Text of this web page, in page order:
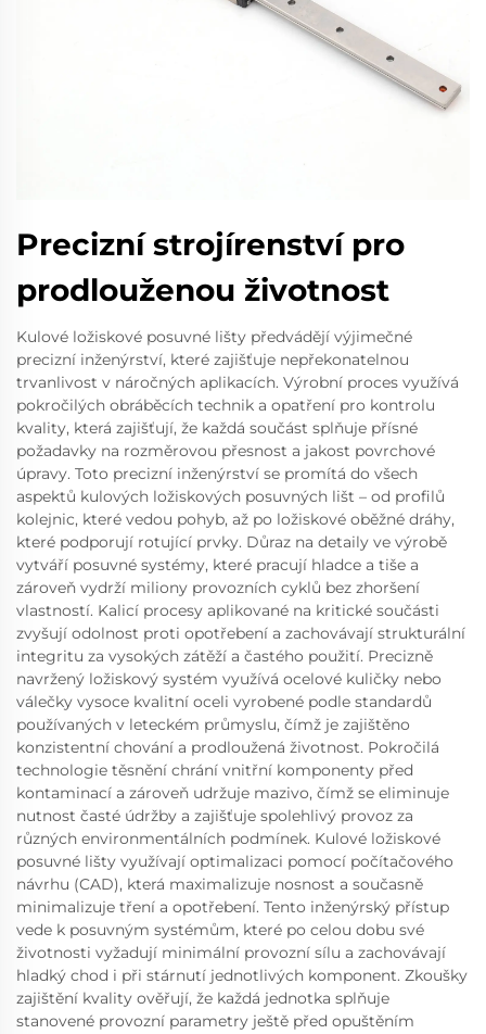
Precizní strojírenství pro
prodlouženou životnost
Kulové ložiskové posuvné lišty předvádějí výjimečné
precizní inženýrství, které zajišťuje nepřekonatelnou
trvanlivost v náročných aplikacích. Výrobní proces využívá
pokročilých obráběcích technik a opatření pro kontrolu
kvality, která zajišťují, že každá součást splňuje přísné
požadavky na rozměrovou přesnost a jakost povrchové
úpravy. Toto precizní inženýrství se promítá do všech
aspektů kulových ložiskových posuvných lišt – od profilů
kolejnic, které vedou pohyb, až po ložiskové oběžné dráhy,
které podporují rotující prvky. Důraz na detaily ve výrobě
vytváří posuvné systémy, které pracují hladce a tiše a
zároveň vydrží miliony provozních cyklů bez zhoršení
vlastností. Kalicí procesy aplikované na kritické součásti
zvyšují odolnost proti opotřebení a zachovávají strukturální
integritu za vysokých zátěží a častého použití. Precizně
navržený ložiskový systém využívá ocelové kuličky nebo
válečky vysoce kvalitní oceli vyrobené podle standardů
používaných v leteckém průmyslu, čímž je zajištěno
konzistentní chování a prodloužená životnost. Pokročilá
technologie těsnění chrání vnitřní komponenty před
kontaminací a zároveň udržuje mazivo, čímž se eliminuje
nutnost časté údržby a zajišťuje spolehlivý provoz za
různých environmentálních podmínek. Kulové ložiskové
posuvné lišty využívají optimalizaci pomocí počítačového
návrhu (CAD), která maximalizuje nosnost a současně
minimalizuje tření a opotřebení. Tento inženýrský přístup
vede k posuvným systémům, které po celou dobu své
životnosti vyžadují minimální provozní sílu a zachovávají
hladký chod i při stárnutí jednotlivých komponent. Zkoušky
zajištění kvality ověřují, že každá jednotka splňuje
stanovené provozní parametry ještě před opuštěním